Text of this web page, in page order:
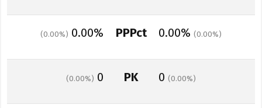
0.00 0.00% PPPct 0.00% 0.00
0.00 0 PK 0 0.00